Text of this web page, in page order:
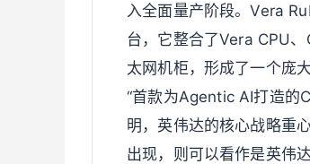
入全面量产阶段。Vera
台，它整合了Vera CPU
太网机柜，形成了一个庞
“首款为Agentic AI打造的
明，英伟达的核心战略重
出现，则可以看作是英伟